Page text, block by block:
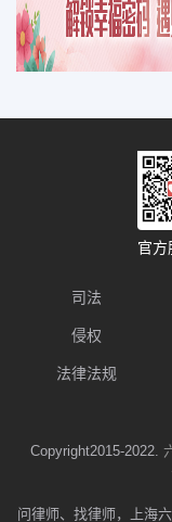
官方
司法
侵权
法律法规
Copyright2015-2022.
问律师、找律师，上海